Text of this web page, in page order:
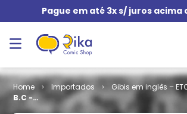
Pague em até 3x s/ juros acima
Importados Gibis em inglês –
B.C -
Loneliness is